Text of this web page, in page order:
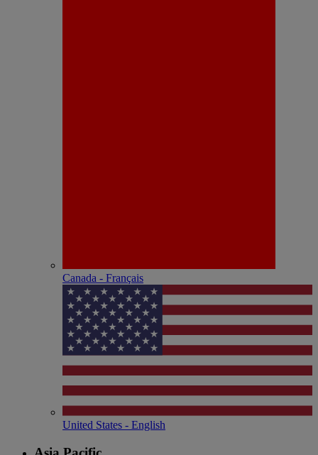
Canada - Français
United States - English